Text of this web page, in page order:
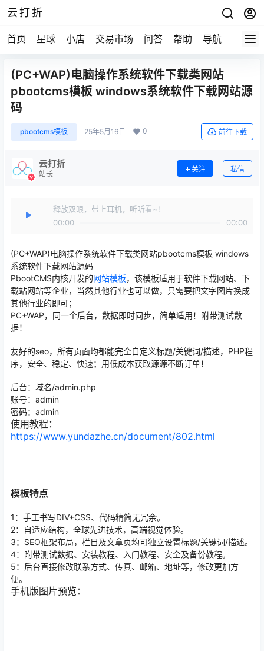
云打折
首页 星球 小店 交易市场 问答 帮助 导航 快报
(PC+WAP)电脑操作系统软件下载类网站
pbootcms模板 windows系统软件下载网站源
码
pbootcms模板 25年5月16日 0 前往下载
云打折
站长
关注 私信
释放双眼，带上耳机，听听看~！
00:00
00:00
(PC+WAP)电脑操作系统软件下载类网站pbootcms模板 windows
系统软件下载网站源码
PbootCMS内核开发的网站模板，该模板适用于软件下载网站、下
载站网站等企业，当然其他行业也可以做，只需要把文字图片换成
其他行业的即可；
PC+WAP，同一个后台，数据即时同步，简单适用！附带测试数
据！
友好的seo，所有页面均都能完全自定义标题/关键词/描述，PHP程
序，安全、稳定、快速；用低成本获取源源不断订单！
后台：域名/admin.php
账号：admin
密码：admin
使用教程：
https://www.yundazhe.cn/document/802.html
模板特点
1：手工书写DIV+CSS、代码精简无冗余。
2：自适应结构，全球先进技术，高端视觉体验。
3：SEO框架布局，栏目及文章页均可独立设置标题/关键词/描述。
4：附带测试数据、安装教程、入门教程、安全及备份教程。
5：后台直接修改联系方式、传真、邮箱、地址等，修改更加方
便。
手机版图片预览：